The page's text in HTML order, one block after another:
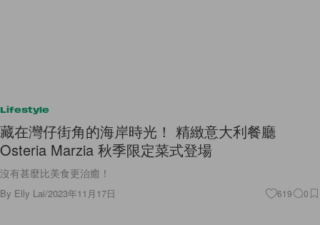
Lifestyle
藏在灣仔街角的海岸時光！ 精緻意大利餐廳
Osteria Marzia 秋季限定菜式登場
沒有甚麼比美食更治癒！
By Elly Lai/2023年11月17日 619 0